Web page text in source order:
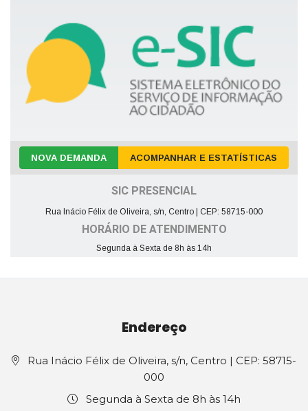
NOVA DEMANDA ACOMPANHAR E ESTATÍSTICAS
SIC PRESENCIAL
Rua Inácio Félix de Oliveira, s/n, Centro | CEP: 58715-000
HORÁRIO DE ATENDIMENTO
Segunda à Sexta de 8h às 14h
Endereço
Rua Inácio Félix de Oliveira, s/n, Centro | CEP: 58715-
000
Segunda à Sexta de 8h às 14h